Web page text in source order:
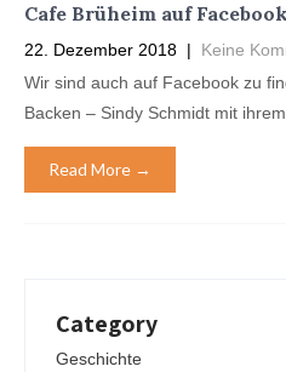
Cafe Brüheim auf
22. Dezember 2018 | Keine
Wir sind auch auf Facebook zu
Backen – Sindy Schmidt mit
Read More →
Category
Geschichte